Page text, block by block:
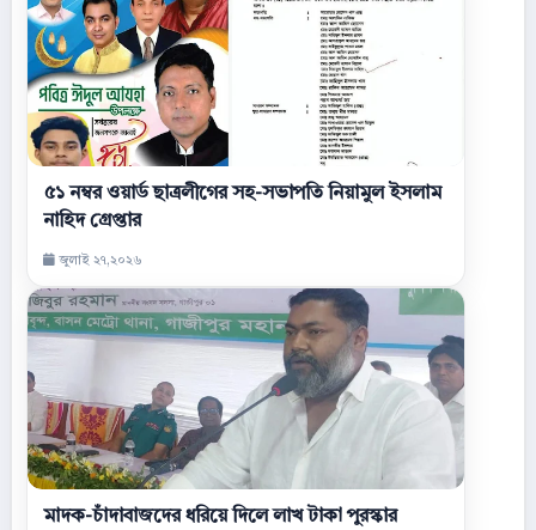
৫১ নম্বর ওয়ার্ড ছাত্রলীগের সহ-সভাপতি নিয়ামুল ইসলাম
নাহিদ গ্রেপ্তার
জুলাই ২৭,২০২৬
মাদক-চাঁদাবাজদের ধরিয়ে দিলে লাখ টাকা পুরস্কার